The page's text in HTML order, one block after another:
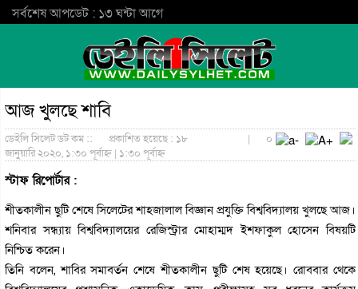
সর্বশেষ আপডেট : ১৩ ঘন্টা আগে
আজ খুলছে শাবি
ডেইলি সিলেট ডট কম ::
প্রকাশিত হয়েছে : ১৮
জানুয়ারি ২০২০, ১:৩০ পূর্বাহ্ন | ১:৩০ পূর্বাহ্ন
| ০
স্টাফ রিপোর্টার :
শীতকালীন ছুটি শেষে সিলেটের শাহজালাল বিজ্ঞান প্রযুক্তি বিশ্ববিদ্যালয় খুলছে আজ।
শনিবার সন্ধ্যায় বিশ্ববিদ্যালয়ের রেজিস্ট্রার মোহাম্মদ ইশফাকুল হোসেন বিষয়টি
নিশ্চিত করেন।
তিনি বলেন, শাবির সমাবর্তন শেষে শীতকালীন ছুটি শেষ হয়েছে। রোববার থেকে